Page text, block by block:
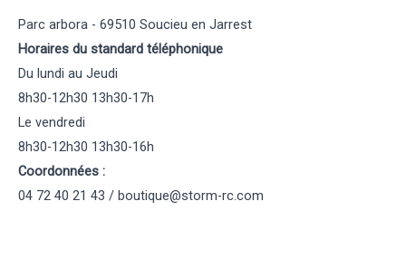
Parc arbora - 69510 Soucieu en Jarrest
Horaires du standard téléphonique
Du lundi au Jeudi
8h30-12h30 13h30-17h
Le vendredi
8h30-12h30 13h30-16h
Coordonnées :
04 72 40 21 43 / boutique@storm-rc.com